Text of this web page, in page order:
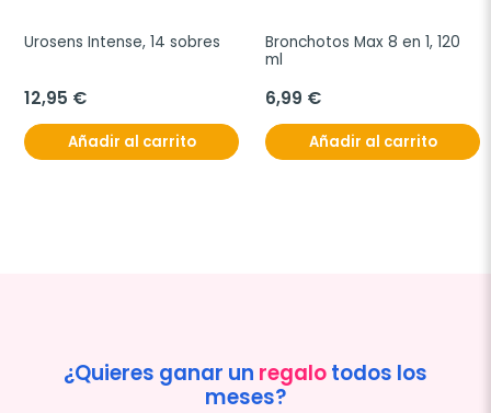
Urosens Intense, 14 sobres
12,95 €
Añadir al carrito
Bronchotos Max 8 en 1, 120
ml
6,99 €
Añadir al carrito
¿Quieres ganar un regalotodos los
meses?